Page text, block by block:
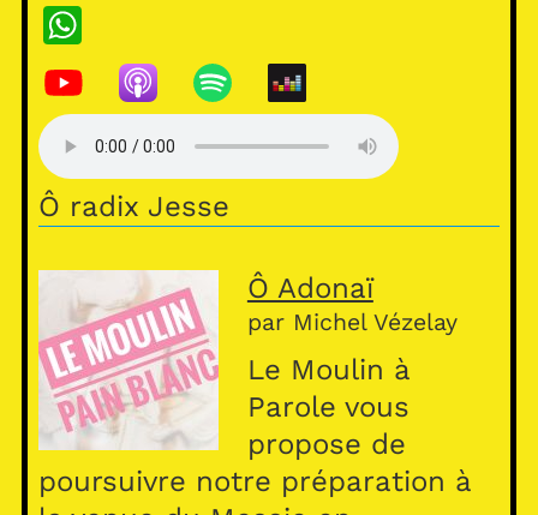
W
h
at
s
A
p
Ô radix Jesse
Ô Adonaï
par Michel Vézelay
Le Moulin à
Parole vous
propose de
poursuivre notre préparation à